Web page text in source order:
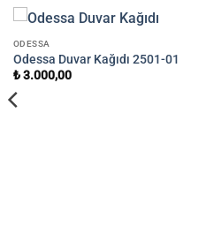
ODESSA
Odessa Duvar Kağıdı 2501-01
₺3.000,00